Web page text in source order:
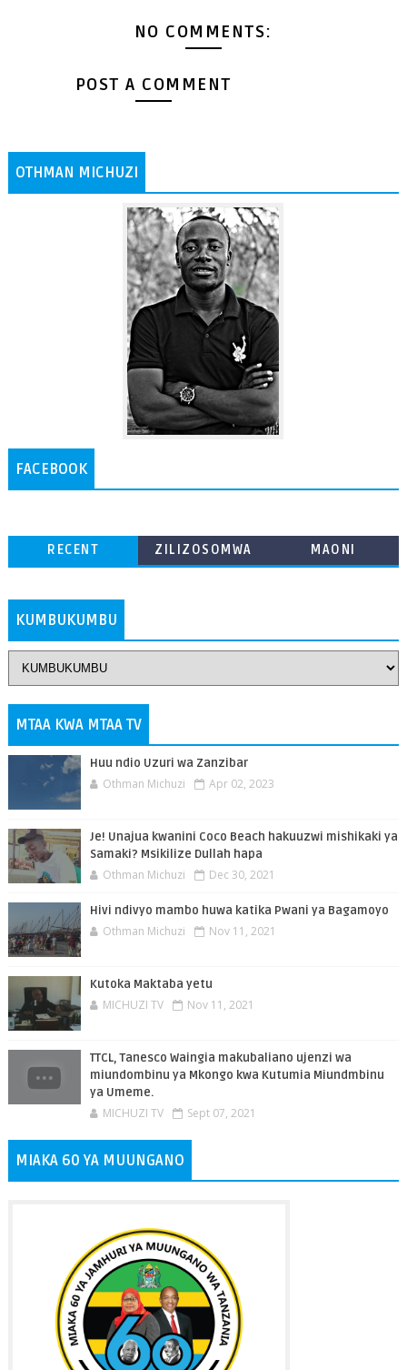
NO COMMENTS:
POST A COMMENT
OTHMAN MICHUZI
FACEBOOK
RECENT
ZILIZOSOMWA
MAONI
KUMBUKUMBU
MTAA KWA MTAA TV
Huu ndio Uzuri wa Zanzibar
Othman Michuzi Apr 02, 2023
Je! Unajua kwanini Coco Beach hakuuzwi mishikaki ya
Samaki? Msikilize Dullah hapa
Othman Michuzi Dec 30, 2021
Hivi ndivyo mambo huwa katika Pwani ya Bagamoyo
Othman Michuzi Nov 11, 2021
Kutoka Maktaba yetu
MICHUZI TV Nov 11, 2021
TTCL, Tanesco Waingia makubaliano ujenzi wa
miundombinu ya Mkongo kwa Kutumia Miundmbinu
ya Umeme.
MICHUZI TV Sept 07, 2021
MIAKA 60 YA MUUNGANO